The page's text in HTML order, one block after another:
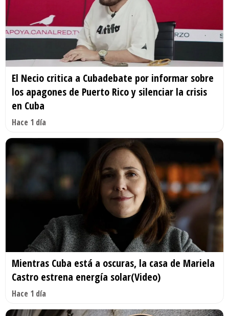
El Necio critica a Cubadebate por informar sobre
los apagones de Puerto Rico y silenciar la crisis
en Cuba
Hace 1 día
Mientras Cuba está a oscuras, la casa de Mariela
Castro estrena energía solar(Video)
Hace 1 día